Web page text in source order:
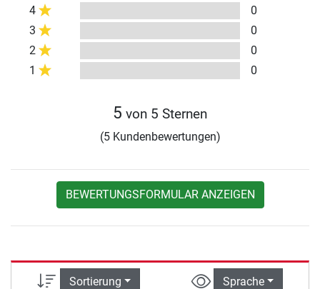
4
0
3
0
2
0
1
0
5 von 5 Sternen
(5 Kundenbewertungen)
BEWERTUNGSFORMULAR ANZEIGEN
Sortierung Sprache